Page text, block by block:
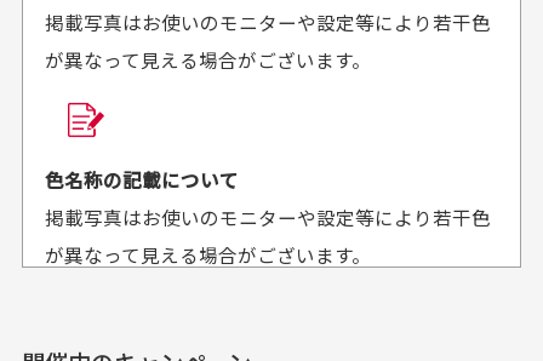
セールかつポイント
も使えて、お得に購
入出来ました
セールかつポイントも使
おります
欲しかったスカートが購
商品購入からどれくらいで発送してもらえます
か？
平日午前9時までのご注文で最短当日発送させて頂いて
せて頂いております。
掲載写真はお使いのモニターや設定等により若干色
が異なって見える場合がございます。
色名称の記載について
掲載写真はお使いのモニターや設定等により若干色
が異なって見える場合がございます。